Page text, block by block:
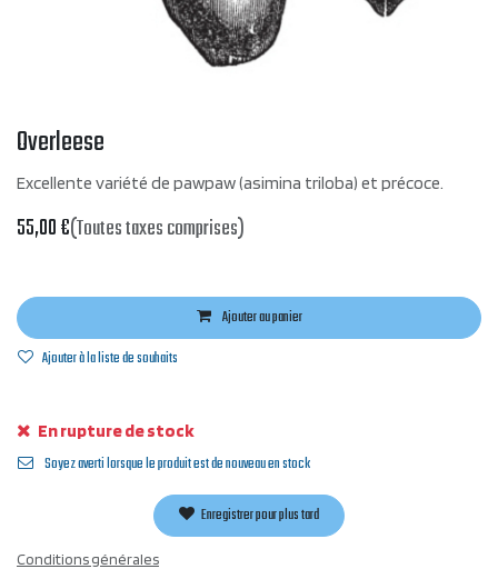
Overleese
Excellente variété de pawpaw (asimina triloba) et précoce.
55,00€(Toutes taxes comprises)
Ajouter au panier
Ajouter à la liste de souhaits
En rupture de stock
Soyez averti lorsque le produit est de nouveau en stock
Enregistrer pour plus tard
Conditions générales